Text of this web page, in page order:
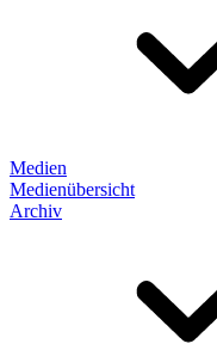
Medien
Medienübersicht
Archiv